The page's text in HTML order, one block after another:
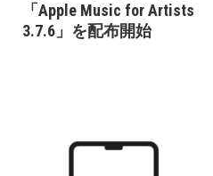
「Apple Music for Artists
3.7.6」を配布開始